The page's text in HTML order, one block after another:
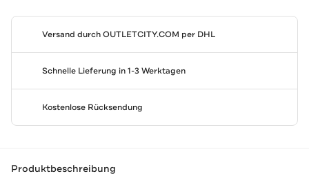
Versand durchOUTLETCITY.COM per DHL
Schnelle Lieferung in 1-3 Werktagen
Kostenlose Rücksendung
Produktbeschreibung